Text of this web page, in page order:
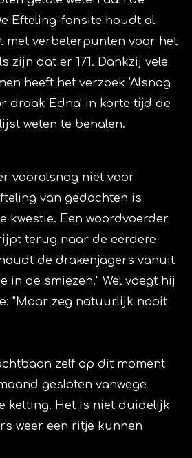
Efteling-fansite houdt al
met verbeterpunten voor het
zijn dat er 171. Dankzij vele
heeft het verzoek 'Alsnog
draak Edna' in korte tijd de
weten te behalen.
vooralsnog niet voor
van gedachten is
kwestie. Een woordvoerder
terug naar de eerdere
de drakenjagers vanuit
in de smiezen." Wel voegt hij
"Maar zeg natuurlijk nooit
zelf op dit moment
gesloten vanwege
ketting. Het is niet duidelijk
weer een ritje kunnen